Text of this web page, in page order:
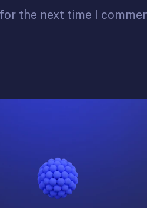
the next time I